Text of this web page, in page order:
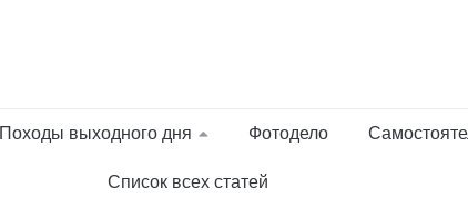
Походы выходного дня Фотодело
Список всех статей